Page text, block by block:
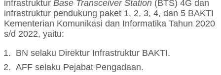
infrastruktur Base Transceiver Station (BTS) 4G dan
infrastruktur pendukung paket 1, 2, 3, 4, dan 5 BAKTI
Kementerian Komunikasi dan Informatika Tahun 2020
s/d 2022, yaitu:
1. BN selaku Direktur Infrastruktur BAKTI.
2. AFF selaku Pejabat Pengadaan.